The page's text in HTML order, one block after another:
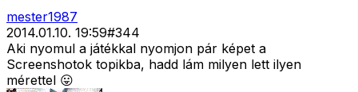
mester1987
2014.01.10. 19:59#344
Aki nyomul a játékkal nyomjon pár képet a
Screenshotok topikba, hadd lám milyen lett ilyen
mérettel 😛